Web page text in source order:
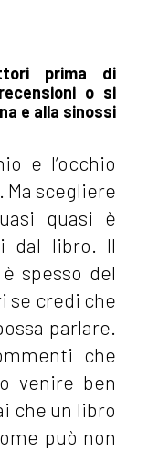
prima di
o si
e alla sinossi
e l’occhio
Ma scegliere
quasi è
dal libro. Il
spesso del
se credi che
parlare.
che
venire ben
che un libro
può non